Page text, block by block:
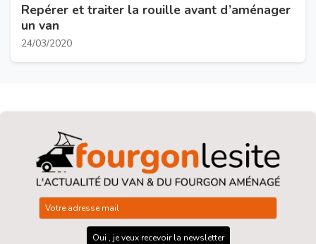
Repérer et traiter la rouille avant d’aménager
un van
24/03/2020
Oui , je veux recevoir la newsletter